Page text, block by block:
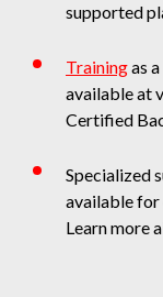
supported
Trainingas
available at
Certified
Specialized
available for
Learn more